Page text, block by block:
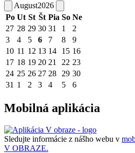
August2026
Po Ut St Št Pia So Ne
27 28 29 30 31 1
2
3
4 5 6 7 8
9
10 11 12 13 14 15 16
17 18 19 20 21 22 23
24 25 26 27 28 29 30
31 1 2 3 4 5 6
Mobilná aplikácia
Sledujte informácie z nášho webu v
V OBRAZE.